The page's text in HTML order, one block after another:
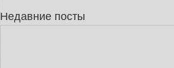
Недавние посты